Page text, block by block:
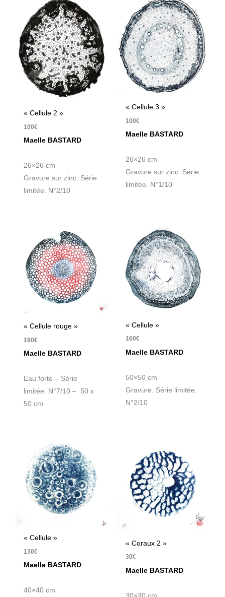
« Cellule 2 »
100€
Maelle BASTARD
26×26 cm
Gravure sur zinc. Série
limitée. N°2/10
« Cellule 3 »
100€
Maelle BASTARD
26×26 cm
Gravure sur zinc. Série
limitée. N°1/10
« Cellule rouge »
160€
Maelle BASTARD
Eau forte – Série
limitée. N°7/10 – 50 x
50 cm
« Cellule »
160€
Maelle BASTARD
50×50 cm
Gravure. Série limitée.
N°2/10
« Cellule »
130€
Maelle BASTARD
40×40 cm
« Coraux 2 »
30€
Maelle BASTARD